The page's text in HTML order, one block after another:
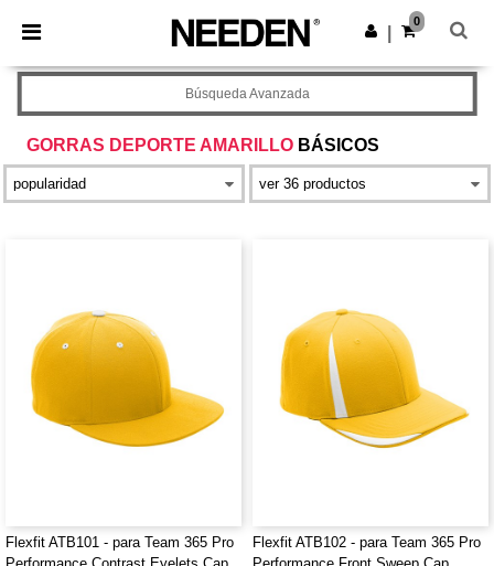
× App de Needen
¡Mejores precios en app!
Descargar app
0
GORRAS DEPORTE AMARILLO BÁSICOS
Búsqueda Avanzada
Flexfit ATB101 - para Team 365 Pro
Flexfit ATB102 - para Team 365 Pro